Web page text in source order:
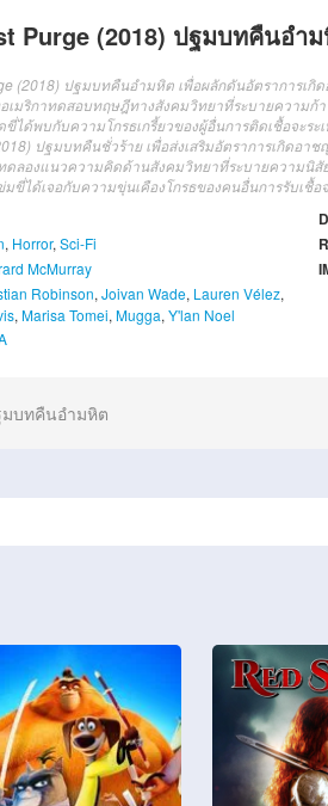
Purge (2018) ปฐมบทคืนอำ
(2018) ปฐมบทคืนอำมหิต เพื่อผลักดันอัตราการเ
เมริกาทดสอบทฤษฎีทางสังคมวิทยาที่ระบายความ
ขี่ได้พบกับความโกรธเกรี้ยวของผู้อื่นการติดเชื้อจะร
ปฐมบทคืนชั่วร้าย เพื่อส่งเสริมอัตราการเกิดอ
ดลองแนวความคิดด้านสังคมวิทยาที่ระบายความนิ
มขี่ได้เจอกับความขุ่นเคืองโกรธของคนอื่นการรับเชื้
, Horror, Sci-Fi
McMurray
Robinson, Joivan Wade, Lauren Vélez,
, Marisa Tomei, Mugga, Y'lan Noel
บทคืนอำมหิต